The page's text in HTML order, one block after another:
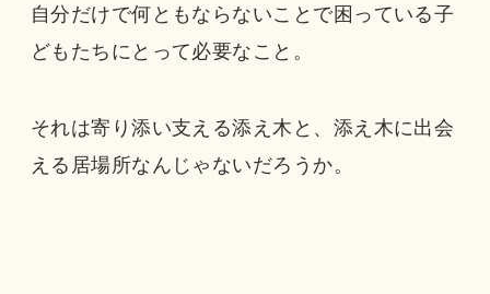
自分だけで何ともならないことで困っている子
どもたちにとって必要なこと。
それは寄り添い支える添え木と、添え木に出会
える居場所なんじゃないだろうか。